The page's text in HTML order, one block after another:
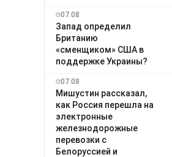
07.08
Запад определил
Британию
«сменщиком» США в
поддержке Украины?
07.08
Мишустин рассказал,
как Россия перешла на
электронные
железнодорожные
перевозки с
Белоруссией и